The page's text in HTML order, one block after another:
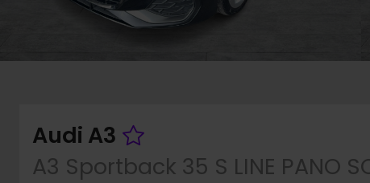
Audi A3 Fahrzeug merken
A3 Sportback 35 S LINE PANO